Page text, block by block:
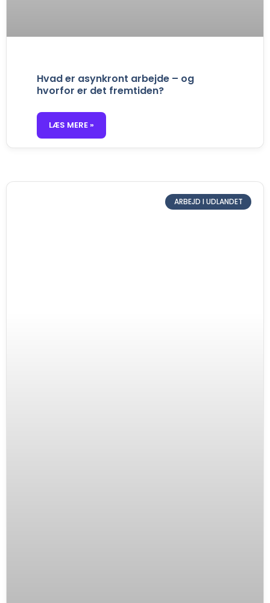
Hvad er asynkront arbejde – og
hvorfor er det fremtiden?
LÆS MERE »
ARBEJD I UDLANDET